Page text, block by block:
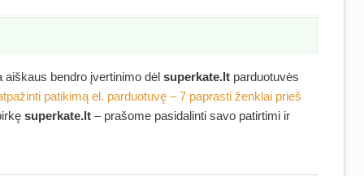
aiškaus bendro įvertinimo dėl superkate.lt parduotuvės
patikimą el. parduotuvę – 7 paprasti ženklai prieš
superkate.lt – prašome pasidalinti savo patirtimi ir